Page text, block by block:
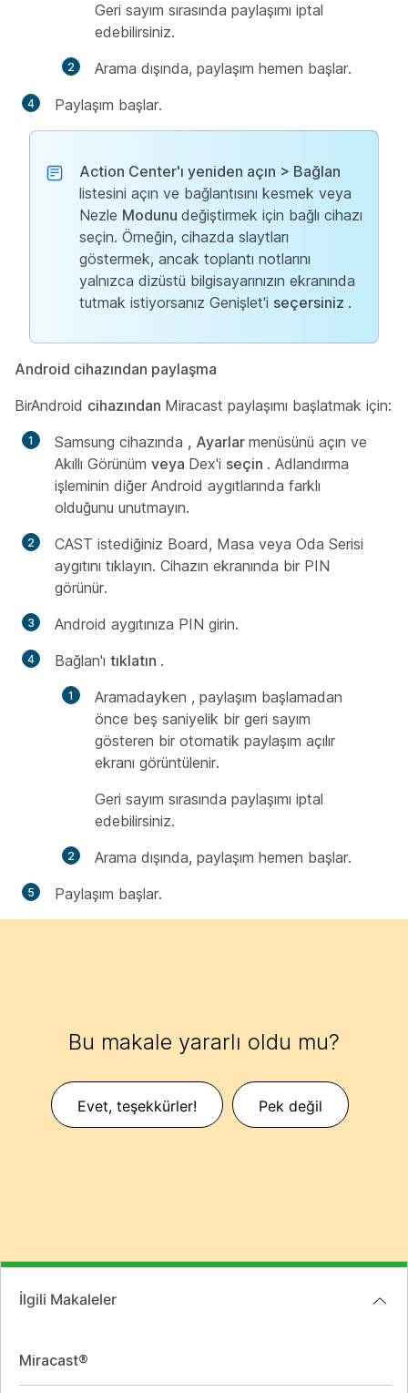
Geri sayım sırasında paylaşımı iptal
edebilirsiniz.
Arama dışında, paylaşım hemen başlar.
Paylaşım başlar.
Action Center'ı yeniden açın > Bağlan
listesini açın ve bağlantısını kesmek veya
Nezle Modunu değiştirmek için bağlı cihazı
seçin. Örneğin, cihazda slaytları
göstermek, ancak toplantı notlarını
yalnızca dizüstü bilgisayarınızın ekranında
tutmak istiyorsanız Genişlet'i seçersiniz .
Android cihazından paylaşma
BirAndroid cihazından Miracast paylaşımı başlatmak için:
Samsung cihazında , Ayarlar menüsünü açın ve
Akıllı Görünüm veya Dex'i seçin . Adlandırma
işleminin diğer Android aygıtlarında farklı
olduğunu unutmayın.
CAST istediğiniz Board, Masa veya Oda Serisi
aygıtını tıklayın. Cihazın ekranında bir PIN
görünür.
Android aygıtınıza PIN girin.
Bağlan'ı tıklatın .
Aramadayken , paylaşım başlamadan
önce beş saniyelik bir geri sayım
gösteren bir otomatik paylaşım açılır
ekranı görüntülenir.
Geri sayım sırasında paylaşımı iptal
edebilirsiniz.
Arama dışında, paylaşım hemen başlar.
Paylaşım başlar.
Bu makale yararlı oldu mu?
Evet, teşekkürler! Pek değil
İlgili Makaleler
Miracast®